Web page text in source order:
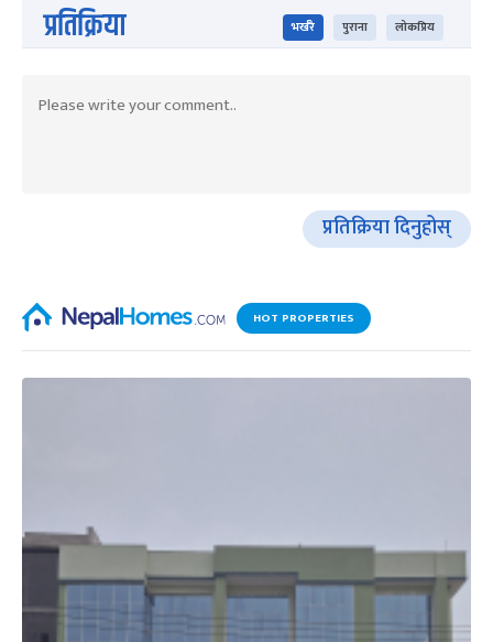
प्रतिक्रिया भर्खरै पुराना लोकप्रिय
प्रतिक्रिया दिनुहोस्
HOT PROPERTIES